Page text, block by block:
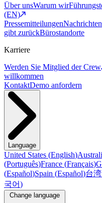
Über unsWarum wir
(EN)
Pressemitteilungen
gibt zurückBürostandorte
Karriere
Werden Sie Mitglied der Crew
willkommen
KontaktDemo anfordern
Language
United States (English)
(Português)France (Français)
(Español)Spain (Español)台湾
국어)
Change language